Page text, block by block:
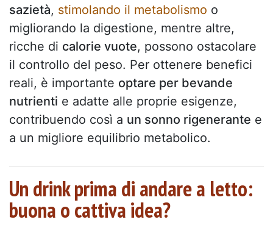
sazietà, stimolando il metabolismo o
migliorando la digestione, mentre altre,
ricche di calorie vuote, possono ostacolare
il controllo del peso. Per ottenere benefici
reali, è importante optare per bevande
nutrienti e adatte alle proprie esigenze,
contribuendo così a un sonno rigenerante e
a un migliore equilibrio metabolico.
Un drink prima di andare a letto:
buona o cattiva idea?